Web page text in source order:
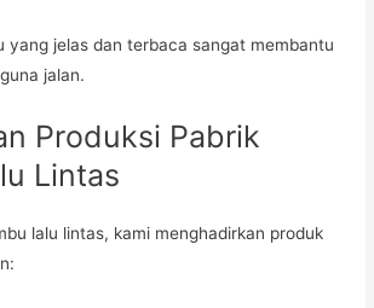
yang jelas dan terbaca sangat membantu
jalan.
Produksi Pabrik
Lintas
lalu lintas, kami menghadirkan produk